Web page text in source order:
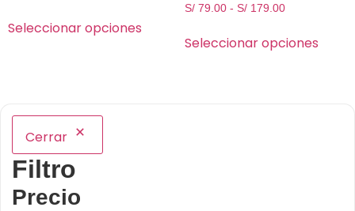
Seleccionar opciones
S/79.00 - S/179.00
Seleccionar opciones
Cerrar
Filtro
Precio